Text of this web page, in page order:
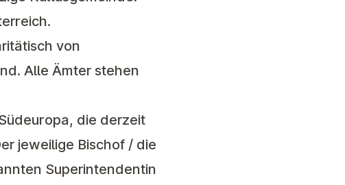
von
Alle Ämter stehen
, die derzeit
jeweilige Bischof / die
Superintendentin